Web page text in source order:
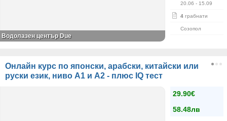
20.06 - 15.09
4 грабнати
Созопол
Водолазен център Due
Онлайн курс по японски, арабски, китайски или
руски език, ниво А1 и А2 - плюс IQ тест
29.90€
58.48лв